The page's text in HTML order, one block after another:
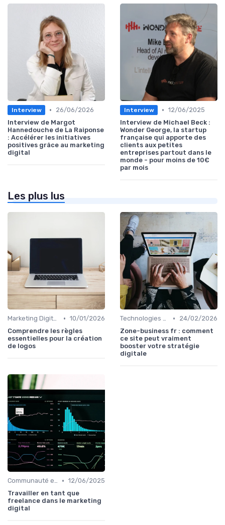
Interview •
26/06/2026
Interview de Margot
Hannedouche de La Raiponse
: Accélérer les initiatives
positives grâce au marketing
digital
Interview • 12/06/2025
Interview de Michael Beck :
Wonder George, la startup
française qui apporte des
clients aux petites
entreprises partout dans le
monde - pour moins de 10€
par mois
Les plus lus
Marketing Digital et Réglementations • 10/01/2026
Comprendre les règles
essentielles pour la création
de logos
Technologies de Marketing Digital •
24/02/2026
Zone-business fr : comment
ce site peut vraiment
booster votre stratégie
digitale
Communauté et Réseaux Professionnels • 12/06/2025
Travailler en tant que
freelance dans le marketing
digital